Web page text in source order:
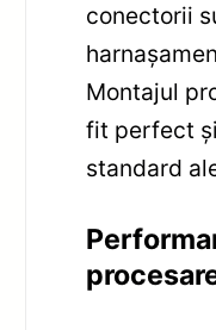
conectorii
Montajul
fit perfect
standard